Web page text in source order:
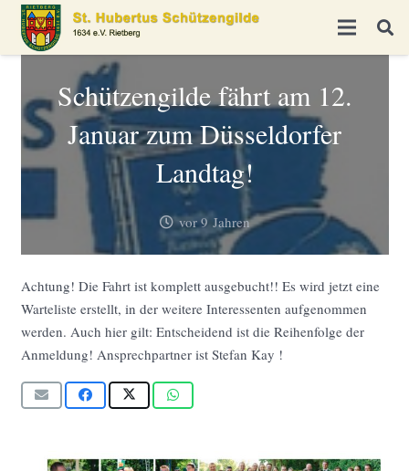
Schützengilde fährt am 12.
Januar zum Düsseldorfer
Landtag!
vor 9 Jahren
Achtung! Die Fahrt ist komplett ausgebucht!! Es wird jetzt eine
Warteliste erstellt, in der weitere Interessenten aufgenommen
werden. Auch hier gilt: Entscheidend ist die Reihenfolge der
Anmeldung! Ansprechpartner ist Stefan Kay !